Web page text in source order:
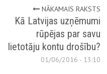
NĀKAMAIS RAKSTS
Kā Latvijas uzņēmumi
rūpējas par savu
lietotāju kontu drošību?
01/06/2016 - 13:10